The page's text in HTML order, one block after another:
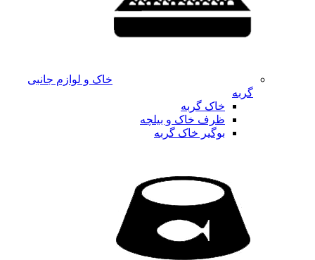
خاک و لوازم جانبی
گربه
خاک گربه
ظرف خاک و بیلچه
بوگیر خاک گربه